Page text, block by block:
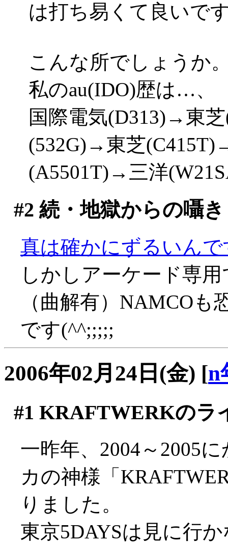
は打ち易くて良いで
こんな所でしょうか
私のau(IDO)歴は…、
国際電気(D313)→東
(532G)→東芝
(A5501T)→三洋
#2 続・地獄からの囁
真は確かにずるいん
しかしアーケード専
（曲解有）NAMCO
です(^^;;;;;
2006年02月24日(金) [n
#1 KRAFTWERKのラ
一昨年、2004～2005
カの神様「
りました。
東京5DAYSは見に行